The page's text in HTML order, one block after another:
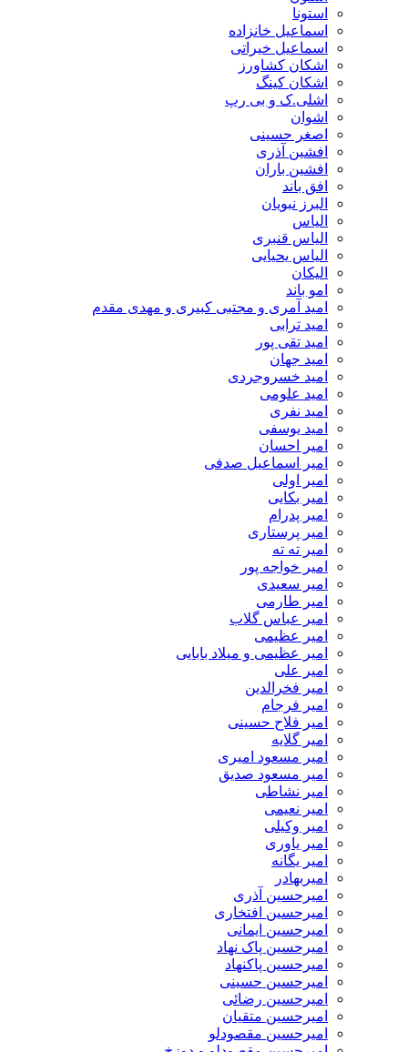
استونا
اسماعیل خانزاده
اسماعیل خیراتی
اشکان کشاورز
اشکان کینگ
اشلی.ک و بی رپ
اشوان
اصغر حسینی
افشین آذری
افشین باران
افق باند
البرز نبویان
الیاس
الیاس قنبرى
الیاس یحیایی
الیکان
امو باند
امید آمری و مجتبی کبیری و مهدى مقدم
امید ترابی
امید تقی پور
امید جهان
امید خسروجردی
امید علومی
امید نفری
امید یوسفی
امیر احسان
امیر اسماعیل صدفی
امیر اولی
امیر بکایی
امیر پدرام
امیر پرستاری
امیر ته ته
امیر خواجه پور
امیر سعیدی
امیر طارمی
امیر عباس گلاب
امیر عظیمی
امیر عظیمی و میلاد بابایی
امیر علی
امیر فخرالدین
امیر فرجام
امیر فلاح حسینی
امیر گلایه
امیر مسعود امیری
امیر مسعود صدیق
امیر نشاطی
امیر نعیمی
امیر وکیلی
امیر یاوری
امیر یگانه
امیربهادر
امیرحسین آذری
امیرحسین افتخاری
امیرحسین ایمانی
امیرحسین پاک نهاد
امیرحسین پاکنهاد
امیرحسین حسینی
امیرحسین رضائی
امیرحسین متقیان
امیرحسین مقصودلو